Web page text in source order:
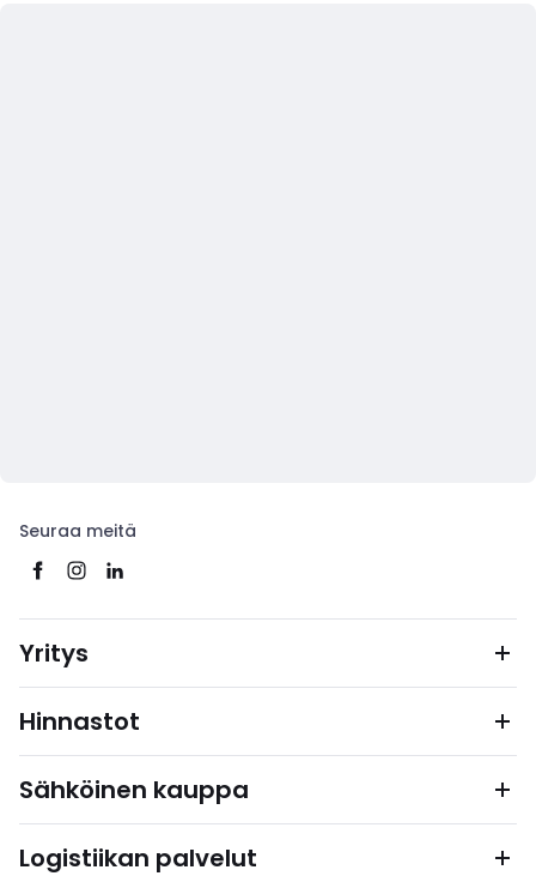
Seuraa meitä
Yritys
Hinnastot
Sähköinen kauppa
Logistiikan palvelut